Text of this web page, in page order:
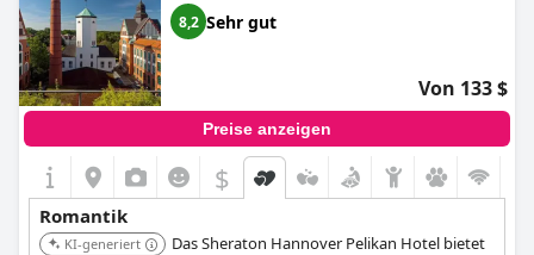
8,2 Sehr gut
Von 133 $
Preise anzeigen
$
Romantik
KI-generiert
Das Sheraton Hannover Pelikan Hotel bietet